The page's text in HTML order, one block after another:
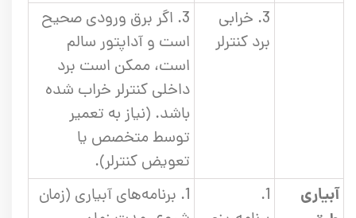
3. خرابی
برد کنترلر
3. اگر برق ورودی صحیح
است و آداپتور سالم
است، ممکن است برد
داخلی کنترلر خراب شده
باشد. (نیاز به تعمیر
توسط متخصص یا
تعویض کنترلر).
آبیاری
1.
1. برنامه‌های آبیاری (زمان